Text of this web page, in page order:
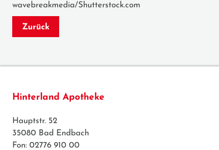
wavebreakmedia/Shutterstock.com
Zurück
Hinterland Apotheke
Hauptstr. 52
35080 Bad Endbach
Fon: 02776 910 00